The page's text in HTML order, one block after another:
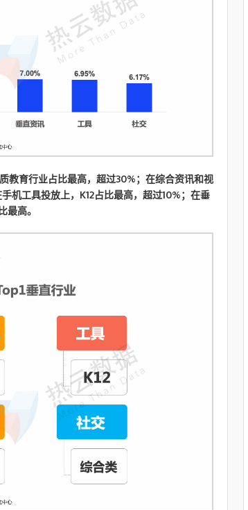
教育行业占比最高，超过30%；在综合资讯和视
机工具投放上，K12占比最高，超过10%；在垂
最高。